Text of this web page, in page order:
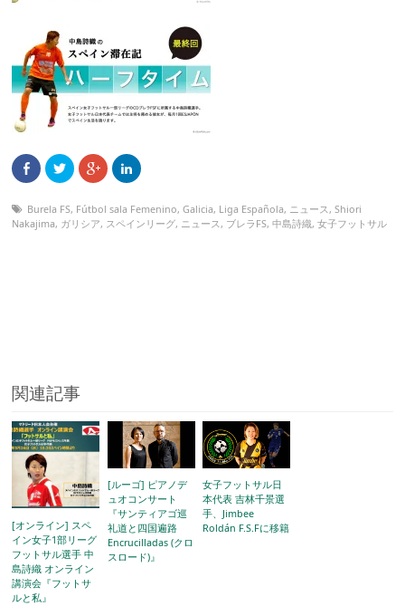
Burela FS, Fútbol sala Femenino,Galicia, Liga Española, ニュース ,Shiori
Nakajima, ガリシア, スペインリーグ, ニュース , ブレラFS,中島詩織,女子フットサル
関連記事
[オンライン] スペ
イン女子1部リーグ
フットサル選手 中
島詩織 オンライン
講演会『フットサ
ルと私』
[ルーゴ] ピアノデ
ュオコンサート
『サンティアゴ巡
礼道と四国遍路
Encrucilladas (クロ
スロード)』
女子フットサル日
本代表 吉林千景選
手、Jimbee
Roldán F.S.Fに移籍